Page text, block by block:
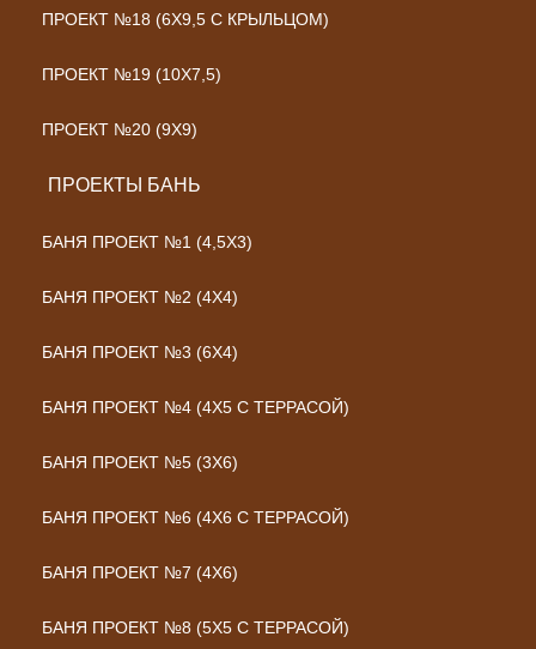
ПРОЕКТ №18 (6Х9,5 С КРЫЛЬЦОМ)
ПРОЕКТ №19 (10Х7,5)
ПРОЕКТ №20 (9Х9)
ПРОЕКТЫ БАНЬ
БАНЯ ПРОЕКТ №1 (4,5X3)
БАНЯ ПРОЕКТ №2 (4X4)
БАНЯ ПРОЕКТ №3 (6X4)
БАНЯ ПРОЕКТ №4 (4Х5 С ТЕРРАСОЙ)
БАНЯ ПРОЕКТ №5 (3Х6)
БАНЯ ПРОЕКТ №6 (4Х6 С ТЕРРАСОЙ)
БАНЯ ПРОЕКТ №7 (4Х6)
БАНЯ ПРОЕКТ №8 (5Х5 С ТЕРРАСОЙ)